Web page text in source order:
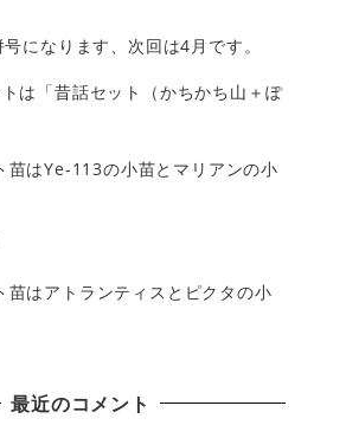
になります、次回は4月です。
は「昔話セット（かちかち山＋ぽ
苗はYe-113の小苗とマリアンの小
苗はアトランティスとピクタの小
最近のコメント